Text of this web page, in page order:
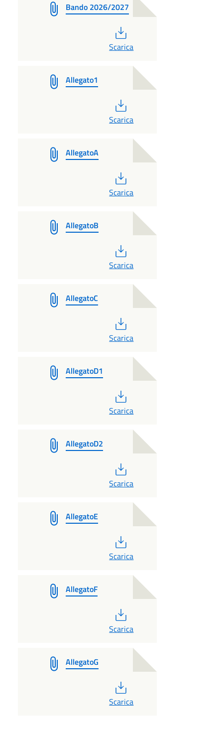
Bando 2026/2027
Scarica
Allegato1
Scarica
AllegatoA
Scarica
AllegatoB
Scarica
AllegatoC
Scarica
AllegatoD1
Scarica
AllegatoD2
Scarica
AllegatoE
Scarica
AllegatoF
Scarica
AllegatoG
Scarica